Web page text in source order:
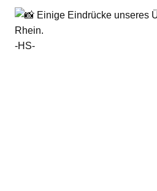
Einige Eindrücke unseres
Rhein.
-HS-